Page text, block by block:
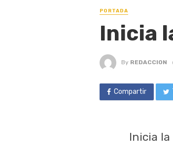
PORTADA
Inicia
By REDACCION
Compartir
Inicia la